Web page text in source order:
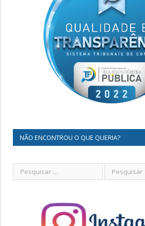
NÃO ENCONTROU O QUE QUERIA?